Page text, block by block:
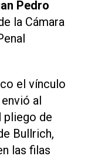
Pedro
la Cámara
el vínculo
al
pliego de
Bullrich,
las filas